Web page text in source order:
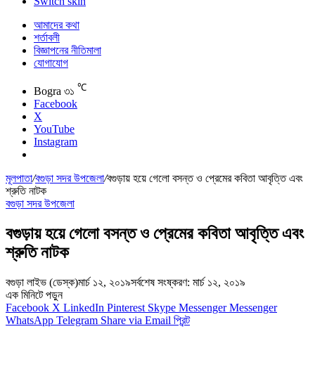
আমাদের কথা
শর্তাবলী
বিজ্ঞাপনের নীতিমালা
যোগাযোগ
Bogra ৩১ ℃
Facebook
X
YouTube
Instagram
মূলপাতা/বগুড়া সদর উপজেলা/বগুড়ায় হয়ে গেলো বসন্ত ও প্রেমের কবিতা আবৃত্তি এবং
শ্রুতি নাটক
বগুড়া সদর উপজেলা
বগুড়ায় হয়ে গেলো বসন্ত ও প্রেমের কবিতা আবৃত্তি এবং
শ্রুতি নাটক
বগুড়া লাইভ (ডেস্ক)মার্চ ১২, ২০১৯সর্বশেষ সংষ্করণ: মার্চ ১২, ২০১৯
এক মিনিটে পড়ুন
Facebook X LinkedIn Pinterest Skype Messenger Messenger
WhatsApp Telegram Share via Email প্রিন্ট